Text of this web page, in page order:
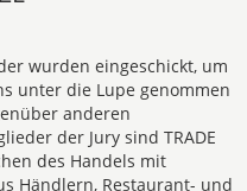
wurden eingeschickt, um
unter die Lupe genommen
anderen
der Jury sind TRADE
des Handels mit
Händlern, Restaurant- und